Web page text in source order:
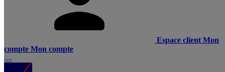
Espace client Mon
compte Mon compte